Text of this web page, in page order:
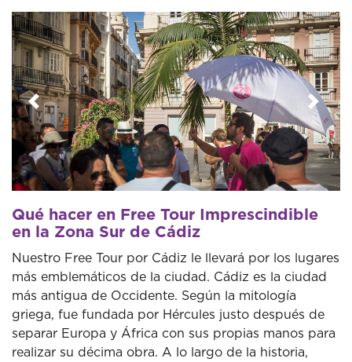
Anterior
Qué hacer en Free Tour Imprescindible
en la Zona Sur de Cádiz
Nuestro Free Tour por Cádiz le llevará por los lugares
más emblemáticos de la ciudad. Cádiz es la ciudad
más antigua de Occidente. Según la mitología
griega, fue fundada por Hércules justo después de
separar Europa y África con sus propias manos para
realizar su décima obra. A lo largo de la historia,